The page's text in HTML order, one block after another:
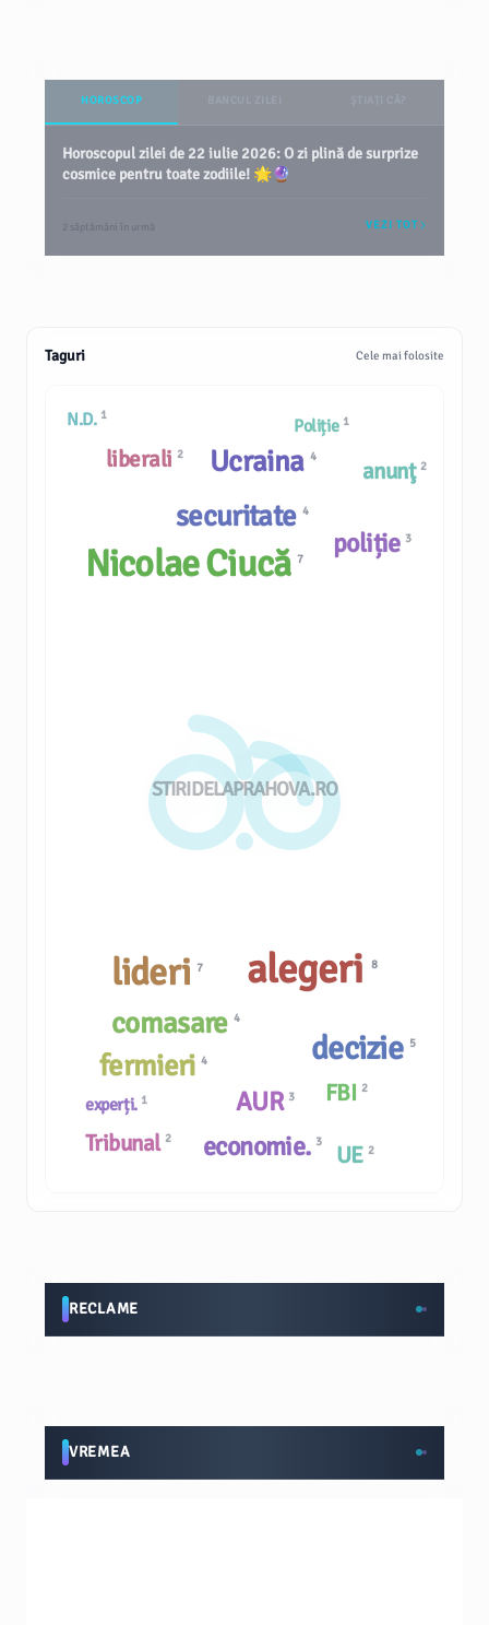
HOROSCOP
Horoscopul zilei de 22 iulie 2026: O zi plină de surprize
cosmice pentru toate zodiile! 🌟🔮
2 săptămâni în urmă VEZI TOT
Taguri Cele mai folosite
STIRIDELAPRAHOVA.RO
N.D. 1
Tribunal 2
liberali 2
decizie 5
FBI 2
poliție 3
experți. 1
Poliție 1
fermieri 4
AUR 3
Nicolae Ciucă7
comasare 4
economie. 3
lideri7
anunţ 2
securitate 4
UE 2
alegeri 8
Ucraina 4
RECLAME
VREMEA